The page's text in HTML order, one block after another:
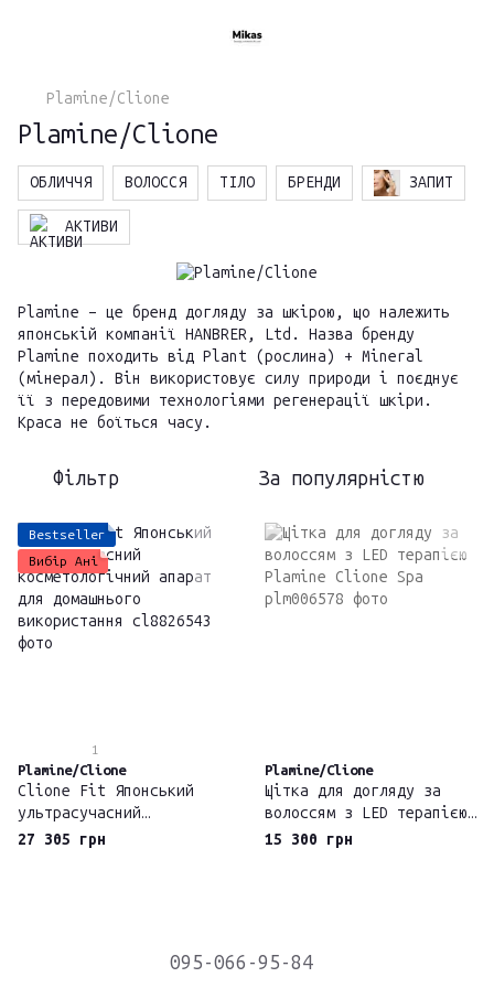
Plamine/Clione
Plamine/Clione
ОБЛИЧЧЯ ВОЛОССЯ ТІЛО БРЕНДИ ЗАПИТ
АКТИВИ
Plamine – це бренд догляду за шкірою, що належить
японській компанії HANBRER, Ltd. Назва бренду
Plamine походить від Plant (рослина) + Mineral
(мінерал). Він використовує силу природи і поєднує
її з передовими технологіями регенерації шкіри.
Краса не боїться часу.
Фільтр За популярністю
Bestseller
Вибір Ані
1
Plamine/Clione
Clione Fit Японський
ультрасучасний
косметологічний апарат
27 305 грн
Plamine/Clione
Щітка для догляду за
волоссям з LED терапією
Plamine Clione Spa
15 300 грн
095-066-95-84